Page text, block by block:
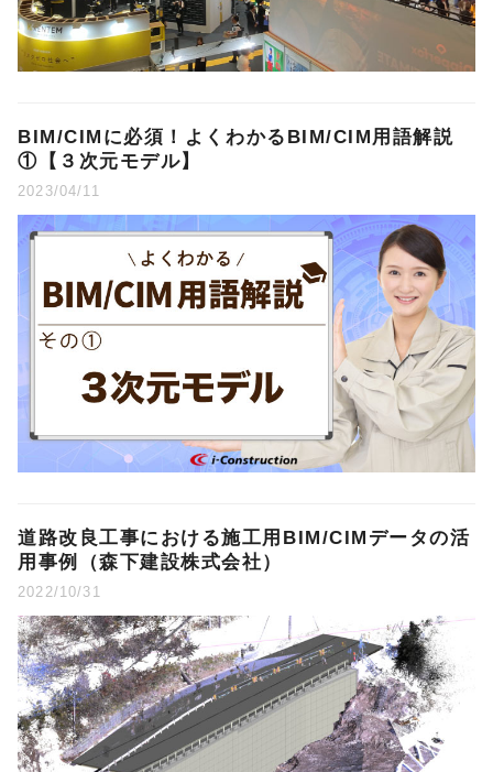
BIM/CIMに必須！よくわかるBIM/CIM用語解説
①【３次元モデル】
2023/04/11
道路改良工事における施工用BIM/CIMデータの活
用事例（森下建設株式会社）
2022/10/31